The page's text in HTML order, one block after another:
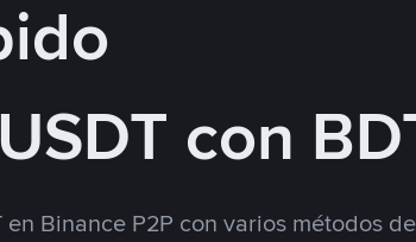
con
en Binance P2P con varios métodos